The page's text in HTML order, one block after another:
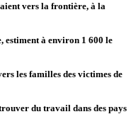
vers la frontière, à la
estiment à environ 1 600 le
les familles des victimes de
du travail dans des pays